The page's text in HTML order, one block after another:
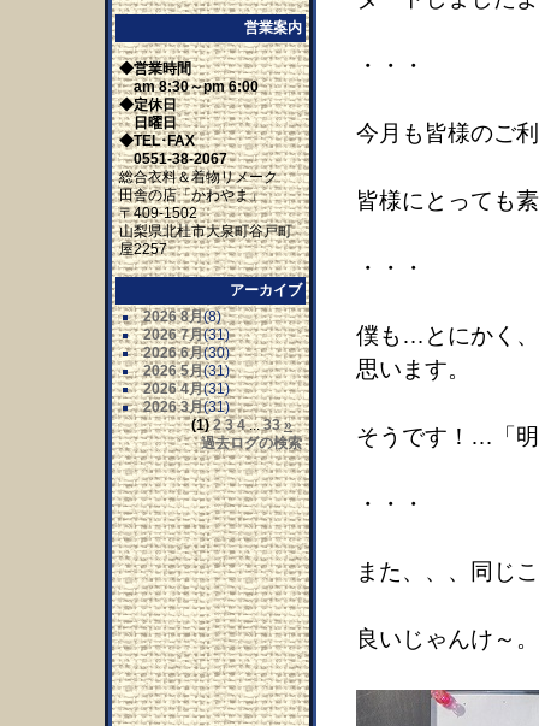
営業案内
◆営業時間
am 8:30～pm 6:00
◆定休日
日曜日
◆TEL･FAX
0551-38-2067
総合衣料＆着物リメーク
田舎の店「かわやま」
〒409-1502
山梨県北杜市大泉町谷戸町
屋2257
アーカイブ
2026 8月(8)
2026 7月(31)
2026 6月(30)
2026 5月(31)
2026 4月(31)
2026 3月(31)
(1) 2 3 4...33 »
過去ログの検索
・・・
今月も皆様のご
皆様にとっても
・・・
僕も…とにかく
思います。
そうです！…「
・・・
また、、、同じ
良いじゃんけ～